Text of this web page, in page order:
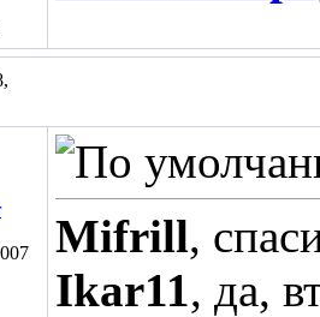
Mifrill,
Ikar11, да,